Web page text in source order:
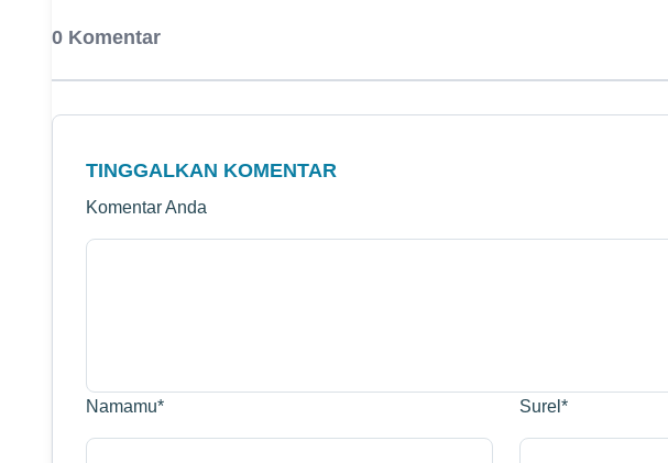
0 Komentar
TINGGALKAN KOMENTAR
Komentar Anda
Namamu* Surel *